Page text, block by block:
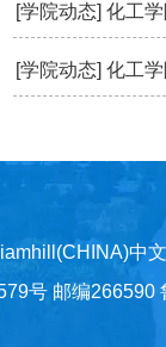
[学院动态] 化工
[学院动态] 化工
中
号 邮编266590